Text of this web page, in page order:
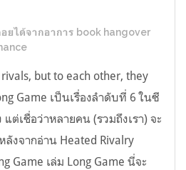
ยได้จากอาการ book hangover
but to each other, they
Game เป็นเรื่องลำดับที่ 6 ในซี
แต่เชื่อว่าหลายคน (รวมถึงเรา) จะ
งจากอ่าน Heated Rivalry
Game เล่ม Long Game นี่จะ